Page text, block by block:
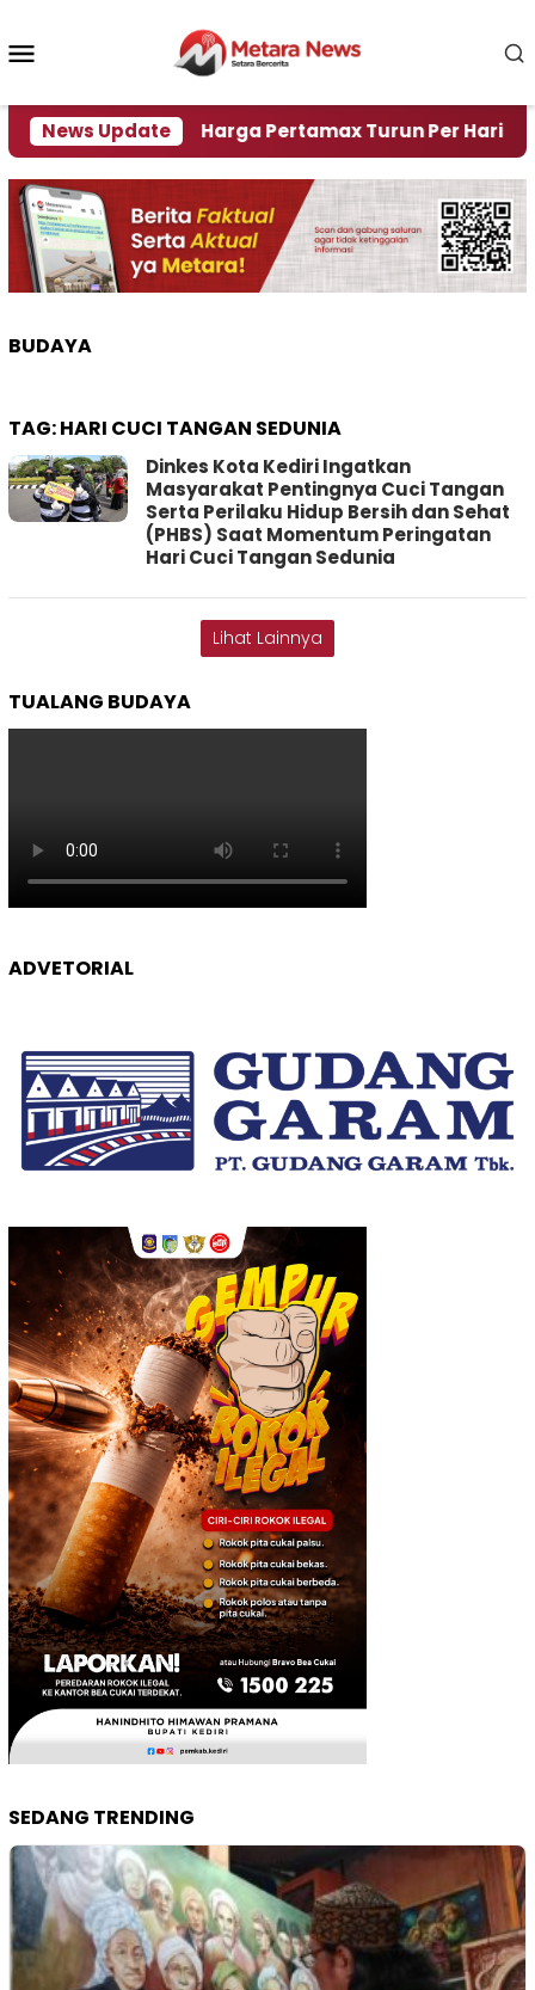
konten
News Update
Air Harga Pertamax Turun Per Hari Ini,
BUDAYA
TAG:HARI CUCI TANGAN SEDUNIA
Dinkes Kota Kediri Ingatkan
Masyarakat Pentingnya Cuci Tangan
Serta Perilaku Hidup Bersih dan Sehat
(PHBS) Saat Momentum Peringatan
Hari Cuci Tangan Sedunia
Lihat Lainnya
TUALANG BUDAYA
ADVETORIAL
SEDANG TRENDING